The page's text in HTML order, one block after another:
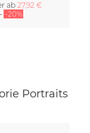
ab 27,92 €
-20%
Portraits